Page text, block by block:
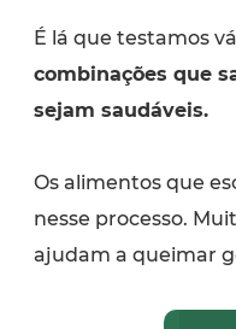
É lá que testamos
combinações que
sejam saudáveis.
Os alimentos que
nesse processo.
ajudam a queimar